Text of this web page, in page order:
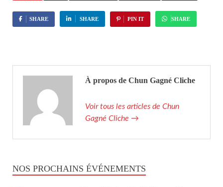
SHARE SHARE PIN IT SHARE
À propos de Chun Gagné Cliche
Voir tous les articles de Chun
Gagné Cliche →
NOS PROCHAINS ÉVÉNEMENTS